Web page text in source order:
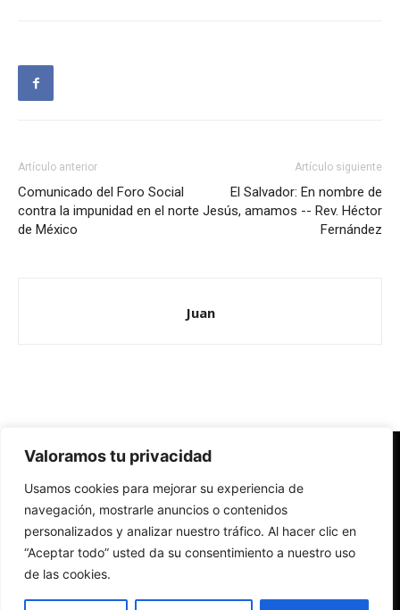
Valoramos tu privacidad
Usamos cookies para mejorar su experiencia de
navegación, mostrarle anuncios o contenidos
personalizados y analizar nuestro tráfico. Al hacer clic en
“Aceptar todo” usted da su consentimiento a nuestro uso
de las cookies.
Artículo anterior
Comunicado del Foro Social
contra la impunidad en el norte
de México
Artículo siguiente
El Salvador: En nombre de
Jesús, amamos -- Rev. Héctor
Fernández
Juan
Redes Cristianas
Una mirada alternativa sobre la Iglesia católica y la sociedad
- Colectivos de Redes Cristianas